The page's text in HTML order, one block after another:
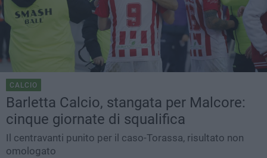
CALCIO
Barletta Calcio, stangata per Malcore:
cinque giornate di squalifica
Il centravanti punito per il caso-Torassa, risultato non
omologato